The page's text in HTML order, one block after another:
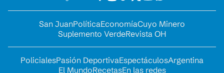
San JuanPolíticaEconomíaCuyo Minero
Suplemento VerdeRevista OH
PolicialesPasión DeportivaEspectáculosArgentina
El MundoRecetasEn las redes